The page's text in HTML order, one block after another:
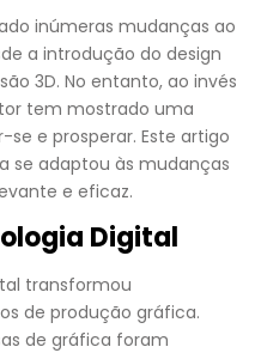
inúmeras mudanças ao
a introdução do design
3D. No entanto, ao invés
tem mostrado uma
e prosperar. Este artigo
se adaptou às mudanças
e eficaz.
Digital
transformou
de produção gráfica.
de gráfica foram